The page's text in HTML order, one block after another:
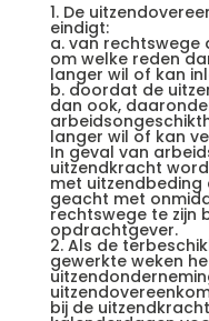
1. De
eindigt:
a. van
om welke reden
langer wil of kan
b. doordat de
dan ook,
langer wil of kan
In geval van
uitzendkracht
met uitzendbeding
geacht met
rechtswege te zijn
opdrachtgever.
2. Als de
gewerkte weken
bij de